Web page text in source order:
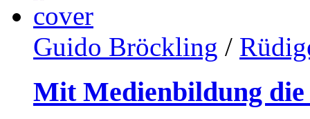
Guido Bröckling /
Mit Medienbildung